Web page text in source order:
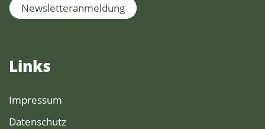
Newsletteranmeldung
Links
Impressum
Datenschutz